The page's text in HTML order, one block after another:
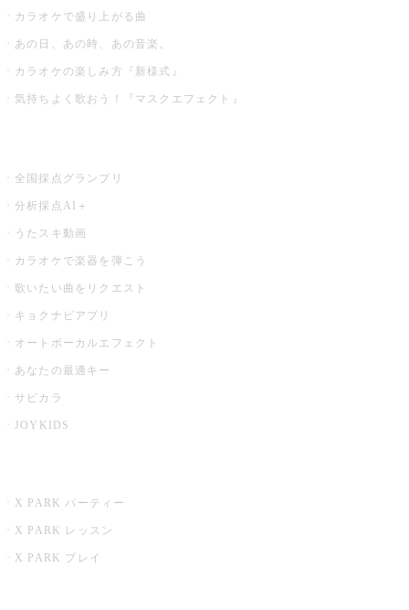
カラオケで盛り上がる曲
あの日、あの時、あの音楽。
カラオケの楽しみ方『新様式』
気持ちよく歌おう！『マスクエフェクト』
全国採点グランプリ
分析採点AI＋
うたスキ動画
カラオケで楽器を弾こう
歌いたい曲をリクエスト
キョクナビアプリ
オートボーカルエフェクト
あなたの最適キー
サビカラ
JOYKIDS
X PARK パーティー
X PARK レッスン
X PARK プレイ